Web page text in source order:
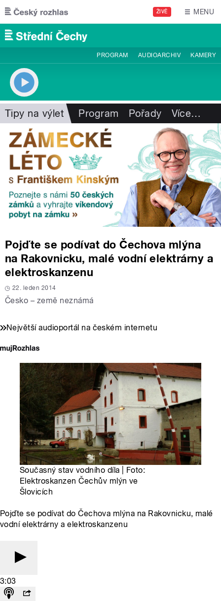
Přejít k hlavnímu obsahu
ŽIVĚ MENU
PROGRAM AUDIOARCHIV KAMERY
Tipy na výlet Program Pořady Více…
Pojďte se podívat do Čechova mlýna
na Rakovnicku, malé vodní elektrárny a
elektroskanzenu
22. leden 2014
Česko – země neznámá
Největší audioportál na českém internetu
Současný stav vodního díla | Foto:
Elektroskanzen Čechův mlýn ve
Šlovicích
Pojďte se podívat do Čechova mlýna na Rakovnicku, malé
vodní elektrárny a elektroskanzenu
3:03